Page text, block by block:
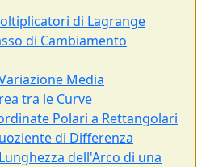
di Lagrange
di Cambiamento
Media
tra le Curve
Polari a Rettangolari
di Differenza
dell'Arco di una